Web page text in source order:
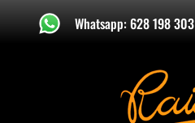
Whatsapp: 628 198 303